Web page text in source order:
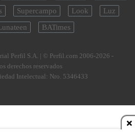
Supercampo Look
Luz
BATimes
Perfil S.A. | © Perfil.com 2006-2026 -
derechos reservados
Intelectual: Nro. 5346433